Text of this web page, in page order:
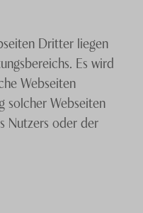
Dritter liegen
Es wird
Webseiten
solcher Webseiten
Nutzers oder der